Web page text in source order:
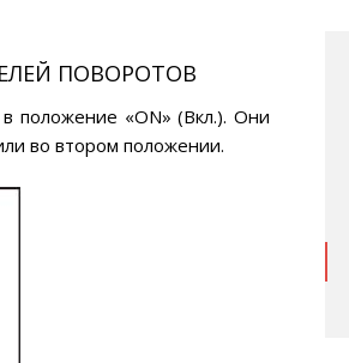
ПОВОРОТОВ
положение «ON» (Вкл.). Они
во втором положении.